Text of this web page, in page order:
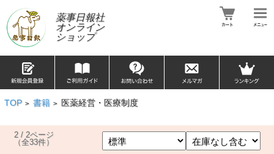
薬事日報社
オンライン
ショップ
TOP > 書籍 > 医薬経営・医療制度
2 / 2ページ
（全33件）